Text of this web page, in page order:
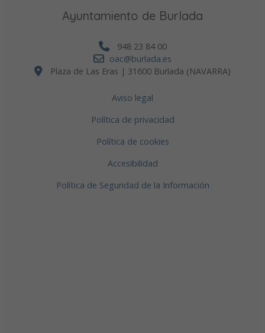
Ayuntamiento de Burlada
948 23 84 00
oac@burlada.es
Plaza de Las Eras | 31600 Burlada (NAVARRA)
Aviso legal
Política de privacidad
Política de cookies
Accesibilidad
Política de Seguridad de la Información